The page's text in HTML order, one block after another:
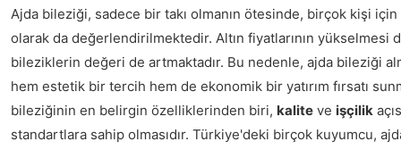
Ajda bileziği, sadece bir takı olmanın ötesinde, birçok kişi
olarak da değerlendirilmektedir. Altın fiyatlarının yükselmesi
bileziklerin değeri de artmaktadır. Bu nedenle, ajda bileziği
hem estetik bir tercih hem de ekonomik bir yatırım fırsatı
bileziğinin en belirgin özelliklerinden biri, kalite ve işçilik
standartlara sahip olmasıdır. Türkiye'deki birçok kuyumcu,